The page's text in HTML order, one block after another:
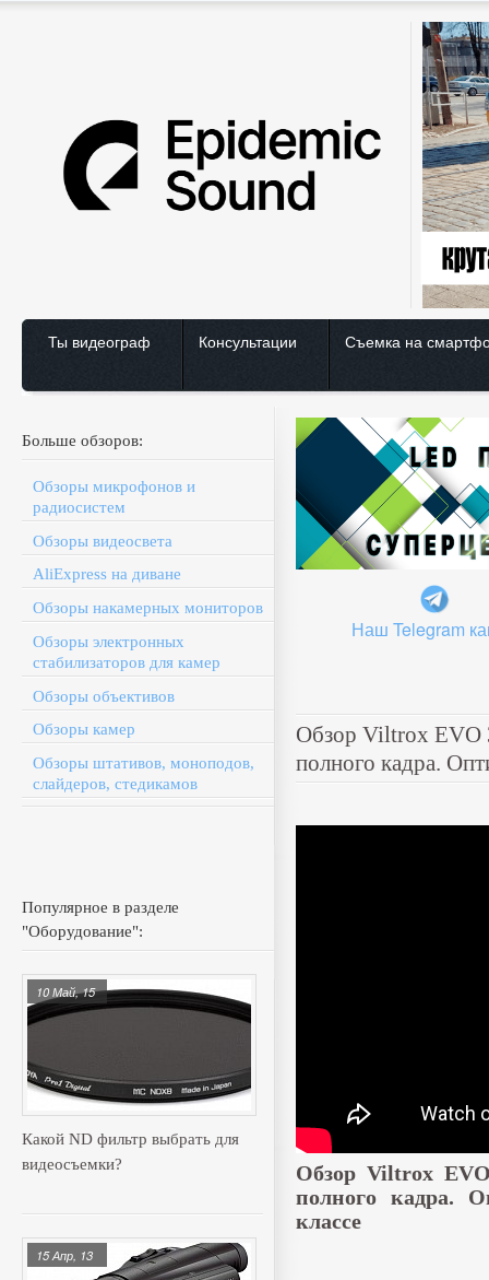
Ты видеограф Консультации Съемка на
Больше обзоров:
Обзоры микрофонов и
радиосистем
Обзоры видеосвета
AliExpress на диване
Обзоры накамерных мониторов
Обзоры электронных
стабилизаторов для камер
Обзоры объективов
Обзоры камер
Обзоры штативов, моноподов,
слайдеров, стедикамов
Популярное в разделе
"Оборудование":
Какой ND фильтр выбрать для
видеосъемки?
10 Май, 15
15 Апр, 13
Наш Telegram
Обзор Viltrox EVO
полного кадра.
Обзор Viltrox
полного кадра.
классе